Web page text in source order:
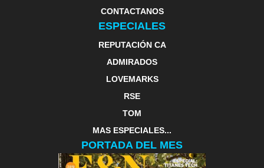
CONTACTANOS
ESPECIALES
REPUTACIÓN CA
ADMIRADOS
LOVEMARKS
RSE
TOM
MAS ESPECIALES...
PORTADA DEL MES